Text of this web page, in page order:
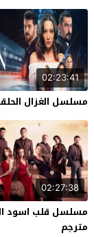
02:23:41
مسلسل الغزال الحلقة 3
02:27:38
مترجم